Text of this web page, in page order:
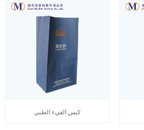
كيس القيء الطبي